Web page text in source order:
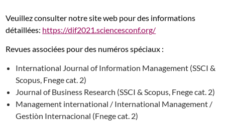
Veuillez consulter notre site web pour des informations
détaillées: https://dif2021.sciencesconf.org/
Revues associées pour des numéros spéciaux :
International Journal of Information Management (SSCI &
Scopus, Fnege cat. 2)
Journal of Business Research (SSCI & Scopus, Fnege cat. 2)
Management international / International Management /
Gestiòn Internacional (Fnege cat. 2)